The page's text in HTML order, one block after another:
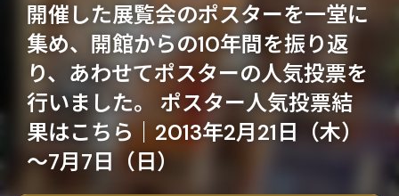
開催した展覧会のポスターを一堂に
集め、開館からの10年間を振り返
り、あわせてポスターの人気投票を
行いました。 ポスター人気投票結
果はこちら｜2013年2月21日（木）
～7月7日（日）